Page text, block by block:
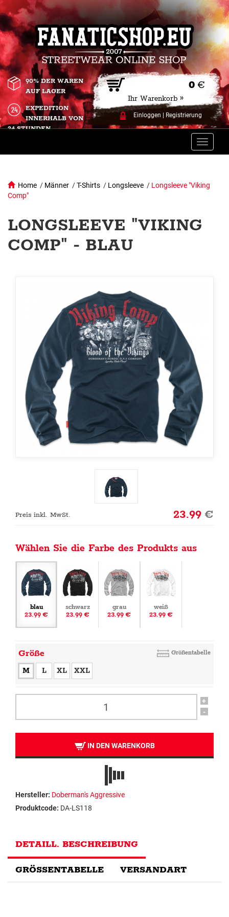
0 €
Ihr Warenkorb »
Einloggen Registrierung
90% DER WAREN
AUF LAGER
EXPEDITION
INNERHALB VON
24 STUNDEN.
Toggle
Home / Männer /T-Shirts / Longsleeve / Longsleeve "Viking
Comp"
LONGSLEEVE "VIKING
COMP" - BLAU
Preis inkl. MwSt. 23.99€
Wählen Sie die Farbe des Produkts aus
blau
23.99 €
schwarz
23.99 €
grau
23.99 €
weiß
23.99 €
Größe Größentabelle
M L XL XXL
+
-
IN DEN WARENKORB
Hersteller: Doberman's Aggressive
Produktcode: DA-LS118
DETAILL. BESCHREIBUNG
GRÖSSENTABELLE VERSANDART